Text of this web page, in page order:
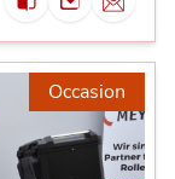
Occasion